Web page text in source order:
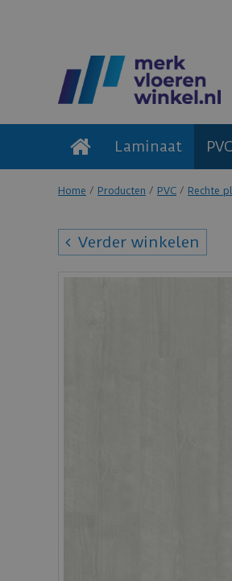
Home Producten PVC Rechte
Laminaat PVC
Verder winkelen